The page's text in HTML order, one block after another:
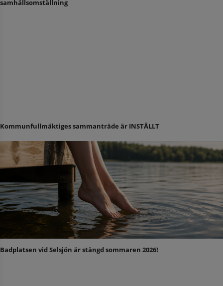
samhällsomställning
Kommunfullmäktiges sammanträde är INSTÄLLT
Badplatsen vid Selsjön är stängd sommaren 2026!